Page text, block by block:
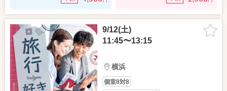
9/12(土)
11:45〜13:15
横浜
個室8対8